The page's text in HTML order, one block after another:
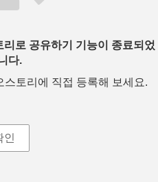
로 공유하기 기능이 종료되었
다.
토리에 직접 등록해 보세요.
인